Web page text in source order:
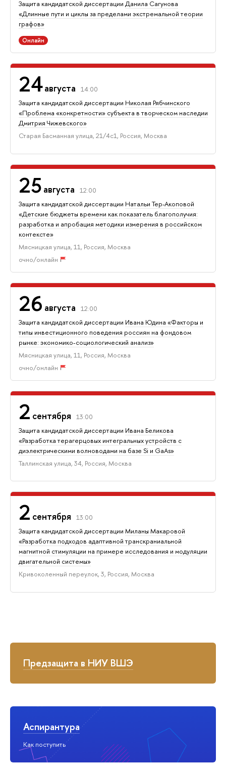
Предзащита в НИУ ВШЭ
Аспирантура
Как поступить
Защита кан­ди­дат­ской диссертации Данила Сагунова
«Длинные пути и циклы за пределами экстремальной теории
графов»
Онлайн
24августа
14:00
Защита кандидатской диссертации Николая Рябчинского
«Проблема «конкретности» субъекта в творческом наследии
Дмитрия Чижевского»
Старая Басманная улица, 21/4с1, Россия, Москва
25 августа
12:00
Защита кандидатской диссертации Натальи Тер-Акоповой
«Детские бюджеты времени как показатель благополучия:
разработка и апробация методики измерения в российском
контексте»
Мясницкая улица, 11, Россия, Москва
очно/онлайн
26 августа
12:00
Защита кандидатской диссертации Ивана Юдина «Факторы и
типы инвестиционного поведения россиян на фондовом
рынке: экономико-социологический анализ»
Мясницкая улица, 11, Россия, Москва
очно/онлайн
2 сентября
13:00
Защита кандидатской диссертации Ивана Беликова
«Разработка терагерцовых интегральных устройств с
диэлектрическими волноводами на базе Si и GaAs»
Таллинская улица, 34, Россия, Москва
2 сентября
13:00
Защита кандидатской диссертации Миланы Макаровой
«Разработка подходов адаптивной транскраниальной
магнитной стимуляции на примере исследования и модуляции
двигательной системы»
Кривоколенный переулок, 3, Россия, Москва